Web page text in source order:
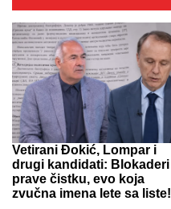
Vetirani Đokić, Lompar i
drugi kandidati: Blokaderi
prave čistku, evo koja
zvučna imena lete sa liste!